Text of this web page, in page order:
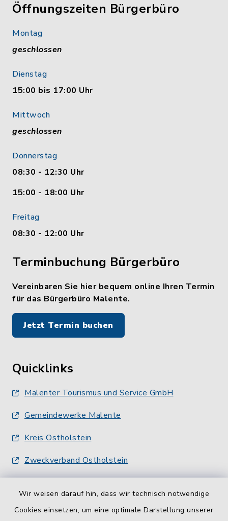
Wir weisen darauf hin, dass wir technisch notwendige
Cookies einsetzen, um eine optimale Darstellung unserer
Öffnungszeiten Bürgerbüro
Montag
geschlossen
Dienstag
15:00 bis 17:00 Uhr
Mittwoch
geschlossen
Donnerstag
08:30 - 12:30 Uhr
15:00 - 18:00 Uhr
Freitag
08:30 - 12:00 Uhr
Terminbuchung Bürgerbüro
Vereinbaren Sie hier bequem online Ihren Termin
für das Bürgerbüro Malente.
Jetzt Termin buchen
Quicklinks
Malenter Tourismus und Service GmbH
Gemeindewerke Malente
Kreis Ostholstein
Zweckverband Ostholstein